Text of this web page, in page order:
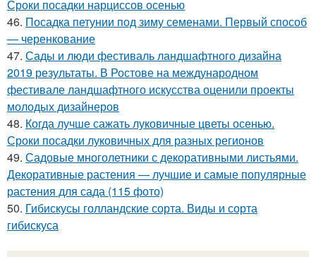
Сроки посадки нарциссов осенью
46. Посадка петунии под зиму семенами. Первый способ
— черенкование
47. Сады и люди фестиваль ландшафтного дизайна
2019 результаты. В Ростове на международном
фестивале ландшафтного искусства оценили проекты
молодых дизайнеров
48. Когда лучше сажать луковичные цветы осенью.
Сроки посадки луковичных для разных регионов
49. Садовые многолетники с декоративными листьями.
Декоративные растения — лучшие и самые популярные
растения для сада (115 фото)
50. Гибискусы голландские сорта. Виды и сорта
гибискуса